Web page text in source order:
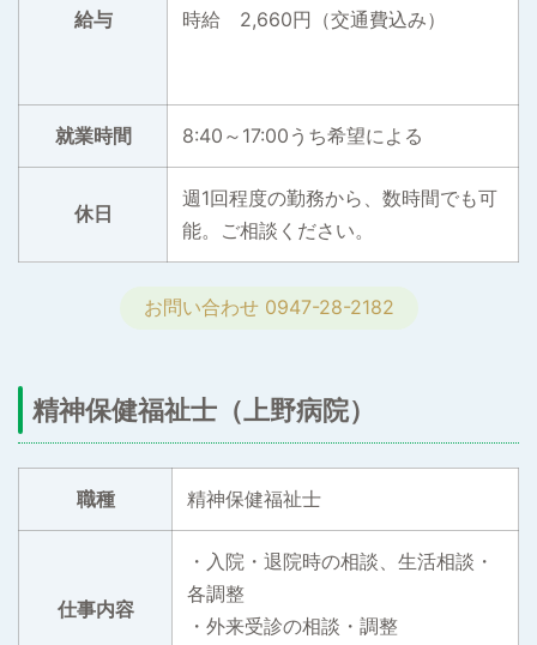
給与 時給 2,660円（交通費込み）
就業時間 8:40～17:00うち希望による
休日
週1回程度の勤務から、数時間でも可
能。ご相談ください。
お問い合わせ 0947-28-2182
精神保健福祉士（上野病院）
職種 精神保健福祉士
仕事内容
・入院・退院時の相談、生活相談・
各調整
・外来受診の相談・調整